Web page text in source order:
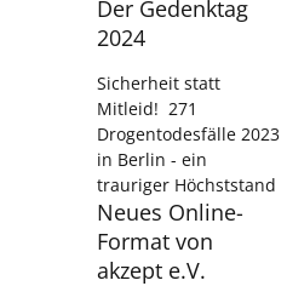
Der Gedenktag
2024
Sicherheit statt
Mitleid! 271
Drogentodesfälle 2023
in Berlin - ein
trauriger Höchststand
Neues Online-
Format von
akzept e.V.